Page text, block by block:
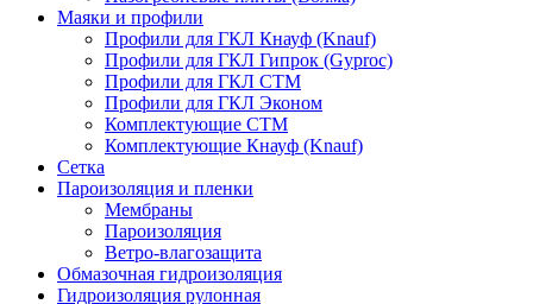
Маяки и профили
Профили для ГКЛ Кнауф (Knauf)
Профили для ГКЛ Гипрок (Gyproc)
Профили для ГКЛ СТМ
Профили для ГКЛ Эконом
Комплектующие СТМ
Комплектующие Кнауф (Knauf)
Сетка
Пароизоляция и пленки
Мембраны
Пароизоляция
Ветро-влагозащита
Обмазочная гидроизоляция
Гидроизоляция рулонная